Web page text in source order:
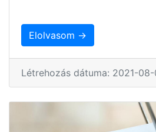
Elolvasom →
Létrehozás dátuma: 2021-08-